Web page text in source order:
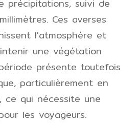
précipitations, suivi de
Ces averses
l'atmosphère et
une végétation
présente toutefois
particulièrement en
qui nécessite une
les voyageurs.